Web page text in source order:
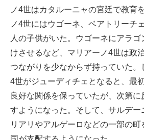
ノ4世はカタルーニャの宮廷で教育
ノ4世にはウゴーネ、ベアトリーチ
人の子供がいた。ウゴーネにアラ
けさせるなど、マリアーノ4世は政
つながりを少なからず持っていた。
4世がジューディチェとなると、最
良好な関係を保っていたが、次第に
すようになった。そして、サルデー
リアリやアルゲーロなどの一部の